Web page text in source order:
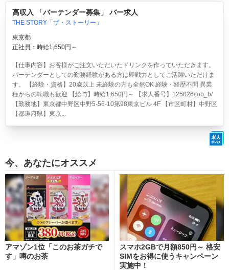
高収入 「バーテンダー募集」 バー求人
THE STORY「ザ・ストーリー」
東京都
正社員：時給1,650円～
【仕事内容】お客様がご注文いただいたドリンクを作っていただきます。
バーテンダーとしての勤務経験がある方は即戦力としてご活躍いただけま
す。 【経験・資格】20歳以上 未経験の方も全然OK 経験・経歴不問 異業
種からの転職も歓迎 【給与】時給1,650円～ 【求人番号】125026/job_b/
【勤務地】東京都中野区中野5-56-10第98東京ビル 4F 【市区町村】中野区
【都道府県】東京...
今、あなたにオススメ
アマゾン1位「このお茶ガチで
す」噂のお茶
スマホ2GBで月額850円～ 格安
SIMをお得に使うキャンペーン
実施中！